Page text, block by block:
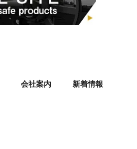
会社案内 新着情報